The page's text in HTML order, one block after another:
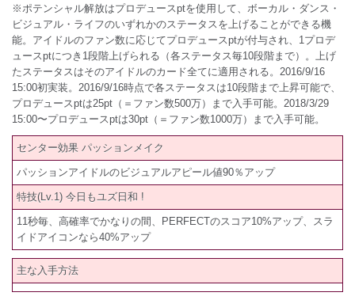
※ポテンシャル解放はプロデュースptを使用して、ボーカル・ダンス・
ビジュアル・ライフのいずれかのステータスを上げることができる機
能。アイドルのファン数に応じてプロデュースptが付与され、1プロデ
ュースptにつき1段階上げられる（各ステータス毎10段階まで）。上げ
たステータスはそのアイドルのカード全てに適用される。2016/9/16
15:00初実装。2016/9/16時点で各ステータスは10段階まで上昇可能で、
プロデュースptは25pt（＝ファン数500万）まで入手可能。2018/3/29
15:00〜プロデュースptは30pt（＝ファン数1000万）まで入手可能。
センター効果 パッションメイク
パッションアイドルのビジュアルアピール値90％アップ
特技(Lv.1) 今日もユズ日和 !
11秒毎、高確率でかなりの間、PERFECTのスコア10%アップ、スラ
イドアイコンなら40%アップ
主な入手方法